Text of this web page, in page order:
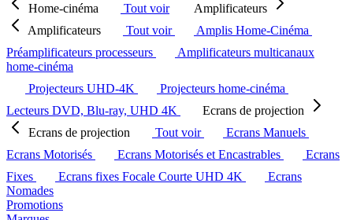
Home-cinéma
Tout voir
Amplificateurs
Amplificateurs
Tout voir
Amplis Home-Cinéma
Préamplificateurs processeurs
Amplificateurs multicanaux
home-cinéma
Projecteurs UHD-4K
Projecteurs home-cinéma
Lecteurs DVD, Blu-ray, UHD 4K
Ecrans de projection
Ecrans de projection
Tout voir
Ecrans Manuels
Ecrans Motorisés
Ecrans Motorisés et Encastrables
Ecrans
Fixes
Ecrans fixes Focale Courte UHD 4K
Ecrans
Nomades
Promotions